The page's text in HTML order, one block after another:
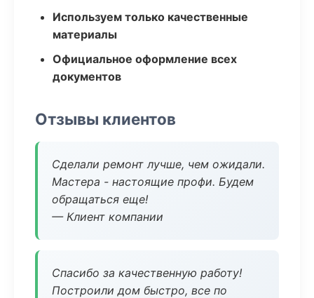
Используем только качественные
материалы
Официальное оформление всех
документов
Отзывы клиентов
Сделали ремонт лучше, чем ожидали.
Мастера - настоящие профи. Будем
обращаться еще!
— Клиент компании
Спасибо за качественную работу!
Построили дом быстро, все по